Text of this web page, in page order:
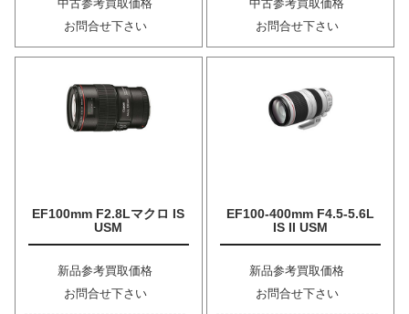
中古参考買取価格
お問合せ下さい
中古参考買取価格
お問合せ下さい
EF100mm F2.8Lマクロ IS
USM
新品参考買取価格
お問合せ下さい
EF100-400mm F4.5-5.6L
IS II USM
新品参考買取価格
お問合せ下さい